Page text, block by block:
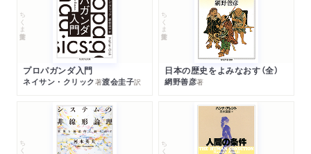
ちくま学芸文庫
プロパガンダ入門
ネイサン・クリック著渡会圭子訳
ちくま学芸文庫
日本の歴史をよみなおす（全）
網野善彦著
ちくま学芸文庫 ちくま学芸文庫